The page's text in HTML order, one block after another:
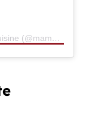
Une publication partagée par Maman je cuisine (@mamanjecuisine)